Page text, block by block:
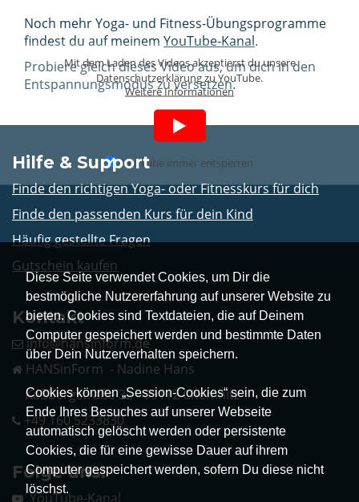
Diese Seite verwendet Cookies, um Dir die
bestmögliche Nutzererfahrung auf unserer Website zu
bieten. Cookies sind Textdateien, die auf Deinem
Computer gespeichert werden und bestimmte Daten
über Dein Nutzerverhalten speichern.
Cookies können „Session-Cookies“ sein, die zum
Ende Ihres Besuches auf unserer Webseite
automatisch gelöscht werden oder persistente
Cookies, die für eine gewisse Dauer auf ihrem
Computer gespeichert werden, sofern Du diese nicht
löschst.
Noch mehr Yoga- und Fitness-Übungsprogramme
findest du auf meinem YouTube-Kanal.
Probiere gleich dieses Video aus, um dich in den
Entspannungsmodus zu versetzen.
Mit dem Laden des Videos akzeptierst du unsere
Datenschutzerklärung zu YouTube.
Weitere Informationen
YouTube immer entsperren
Hilfe & Support
Finde den richtigen Yoga- oder Fitnesskurs für dich
Finde den passenden Kurs für dein Kind
Häufig gestellte Fragen
Gutschein kaufen
Kontakt
info@hansinform.de
HANSinForm - Nadine Hans
Kaßbergstraße 32 - 09112 Chemnitz
+49 160 5233830
Folge uns!
YouTube-Kanal